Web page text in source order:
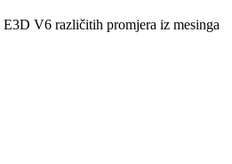
E3D V6 različitih promjera iz mesinga